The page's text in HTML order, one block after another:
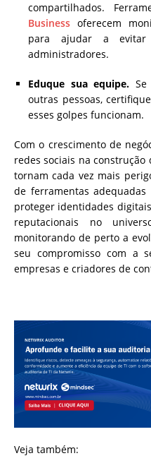
compartilhados.
Business oferecem
para ajudar a
administradores.
Eduque sua equipe.
outras pessoas,
esses golpes funcionam.
Com o crescimento de
redes sociais na construção
tornam cada vez mais
de ferramentas
proteger identidades
reputacionais no
monitorando de perto a
seu compromisso com a
empresas e criadores de
Veja também: